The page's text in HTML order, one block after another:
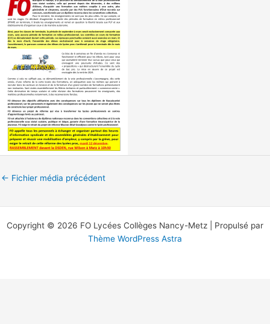
← Fichier média précédent
Copyright © 2026 FO Lycées Collèges Nancy-Metz | Propulsé par
Thème WordPress Astra